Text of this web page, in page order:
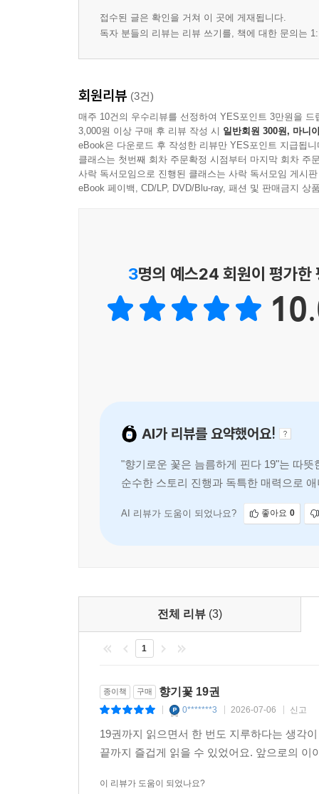
접수된 글은 확인을 거쳐 이 곳에 게재됩니다.
독자 분들의 리뷰는 리뷰 쓰기를, 책에 대한 문의는
회원리뷰 (3건)
매주 10건의 우수리뷰를 선정하여 YES포인트 3만원을 드
3,000원 이상 구매 후 리뷰 작성 시 일반회원 300원, 마니
eBook은 다운로드 후 작성한 리뷰만 YES포인트 지급됩니
클래스는 첫번째 회차 주문확정 시점부터 마지막 회차 주
사락 독서모임으로 진행된 클래스는 사락 독서모임 게시
eBook 페이백, CD/LP, DVD/Blu-ray, 패션 및 판매금지 상
3명의 예스24 회원이 평가한
AI가 리뷰를 요약했어요!
"향기로운 꽃은 늠름하게 핀다 19"는 따
순수한 스토리 진행과 독특한 매력으로
아가는 과정이 인상적입니다.
전체 리뷰(3)
종이책 구매 향기꽃 19권
| 0*******3 | 2026-07-06 신고
19권까지 읽으면서 한 번도 지루하다는 생각